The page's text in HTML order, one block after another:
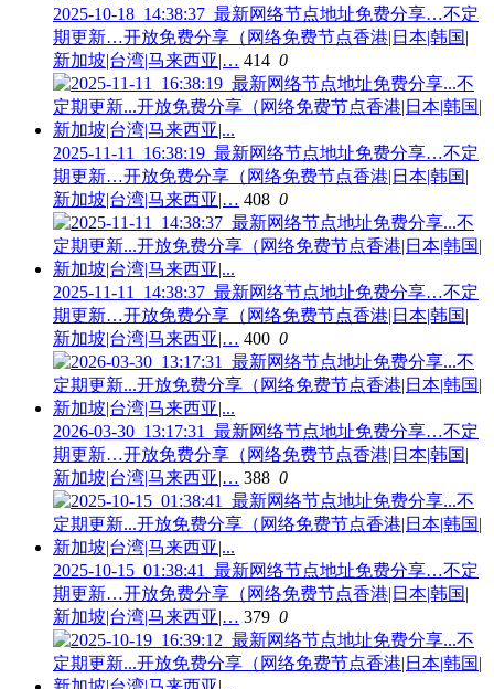
2025-10-18_14:38:37_最新网络节点地址免费分享…不定
期更新…开放免费分享（网络免费节点香港|日本|韩国|
新加坡|台湾|马来西亚|… 414 0
2025-11-11_16:38:19_最新网络节点地址免费分享…不定
期更新…开放免费分享（网络免费节点香港|日本|韩国|
新加坡|台湾|马来西亚|… 408 0
2025-11-11_14:38:37_最新网络节点地址免费分享…不定
期更新…开放免费分享（网络免费节点香港|日本|韩国|
新加坡|台湾|马来西亚|… 400 0
2026-03-30_13:17:31_最新网络节点地址免费分享…不定
期更新…开放免费分享（网络免费节点香港|日本|韩国|
新加坡|台湾|马来西亚|… 388 0
2025-10-15_01:38:41_最新网络节点地址免费分享…不定
期更新…开放免费分享（网络免费节点香港|日本|韩国|
新加坡|台湾|马来西亚|… 379 0